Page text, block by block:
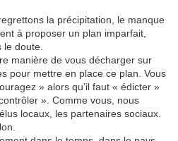
la précipitation, le manque
à proposer un plan imparfait,
doute.
manière de vous décharger sur
pour mettre en place ce plan. Vous
» alors qu’il faut « édicter »
». Comme vous, nous
locaux, les partenaires sociaux.